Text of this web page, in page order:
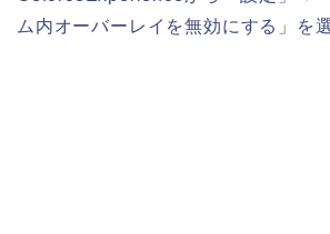
ム内オーバーレイを無効にする」を